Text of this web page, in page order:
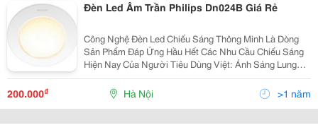
Đèn Led Âm Trần Philips Dn024B Giá Rẻ
Công Nghệ Đèn Led Chiếu Sáng Thông Minh Là Dòng
Sản Phẩm Đáp Ứng Hầu Hết Các Nhu Cầu Chiếu Sáng
Hiện Nay Của Người Tiêu Dùng Việt: Ánh Sáng Lung
Linh, Tiết Kiệm Điện Năng, Có Tính Thẩm Mỹ Cao Và
Thân Thiện Với Môi Trường. Đáp Ứng Nhu Cầu Của
Người Ti
200.000₫ Hà Nội >1 năm